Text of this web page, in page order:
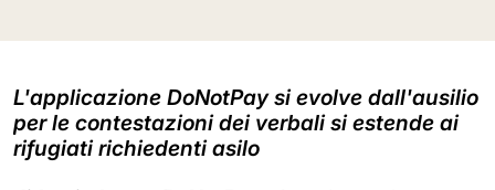
L'applicazione DoNotPay si evolve dall'ausilio
per le contestazioni dei verbali si estende ai
rifugiati richiedenti asilo